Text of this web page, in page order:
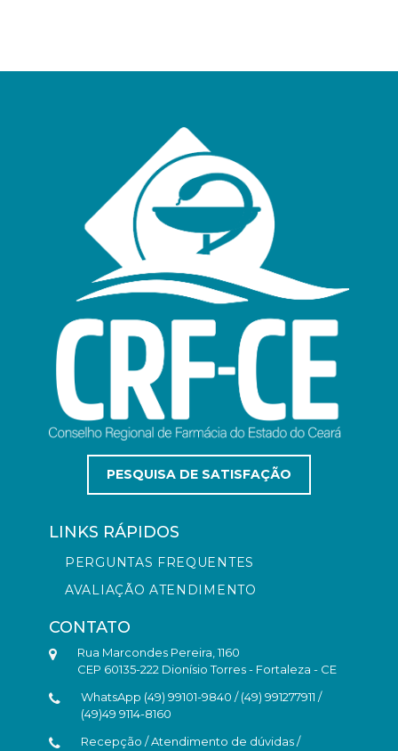
PESQUISA DE SATISFAÇÃO
LINKS RÁPIDOS
PERGUNTAS FREQUENTES
AVALIAÇÃO ATENDIMENTO
CONTATO
Rua Marcondes Pereira, 1160
CEP 60135-222 Dionísio Torres - Fortaleza - CE
WhatsApp (49) 99101-9840 / (49) 991277911 /
(49)49 9114-8160
Recepção / Atendimento de dúvidas /